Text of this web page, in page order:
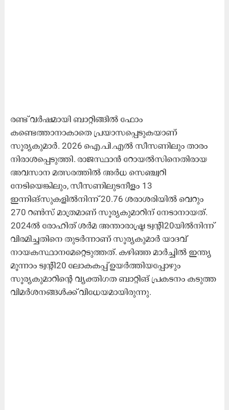
രണ്ട് വർഷമായി ബാറ്റിങ്ങിൽ ഫോം
കണ്ടെത്താനാകാതെ പ്രയാസപ്പെടുകയാണ്
സൂര്യകുമാർ. 2026 ഐ.പി.എൽ സീസണിലും താരം
നിരാശപ്പെടുത്തി. രാജസ്ഥാൻ റോയൽസിനെതിരായ
അവസാന മത്സരത്തിൽ അർധ സെഞ്ച്വറി
നേടിയെങ്കിലും, സീസണിലുടനീളം 13
ഇന്നിങ്സുകളിൽനിന്ന് 20.76 ശരാശരിയിൽ വെറും
270 റൺസ് മാത്രമാണ് സൂര്യകുമാറിന് നേടാനായത്.
2024ൽ രോഹിത് ശർമ അന്താരാഷ്ട്ര ട്വന്റി20യിൽനിന്ന്
വിരമിച്ചതിനെ തുടർന്നാണ് സൂര്യകുമാർ യാദവ്
നായകസ്ഥാനമേറ്റെടുത്തത്. കഴിഞ്ഞ മാർച്ചിൽ ഇന്ത്യ
മൂന്നാം ട്വന്റി20 ലോകകപ്പ് ഉയർത്തിയപ്പോഴും
സൂര്യകുമാറിന്റെ വ്യക്തിഗത ബാറ്റിങ് പ്രകടനം കടുത്ത
വിമർശനങ്ങൾക്ക് വിധേയമായിരുന്നു.